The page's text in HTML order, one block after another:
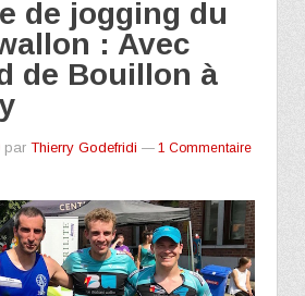
de jogging du
: Avec
de Bouillon à
par Thierry Godefridi — 1 Commentaire